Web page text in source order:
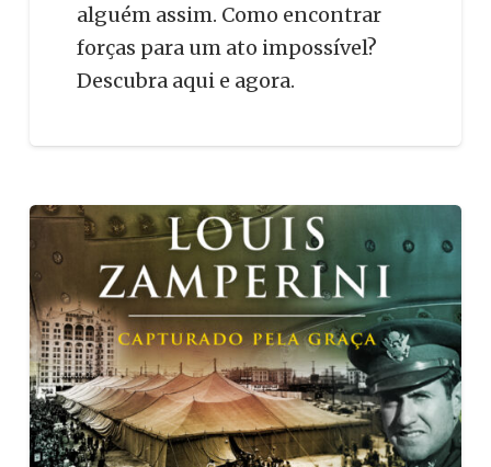
alguém assim. Como encontrar
forças para um ato impossível?
Descubra aqui e agora.